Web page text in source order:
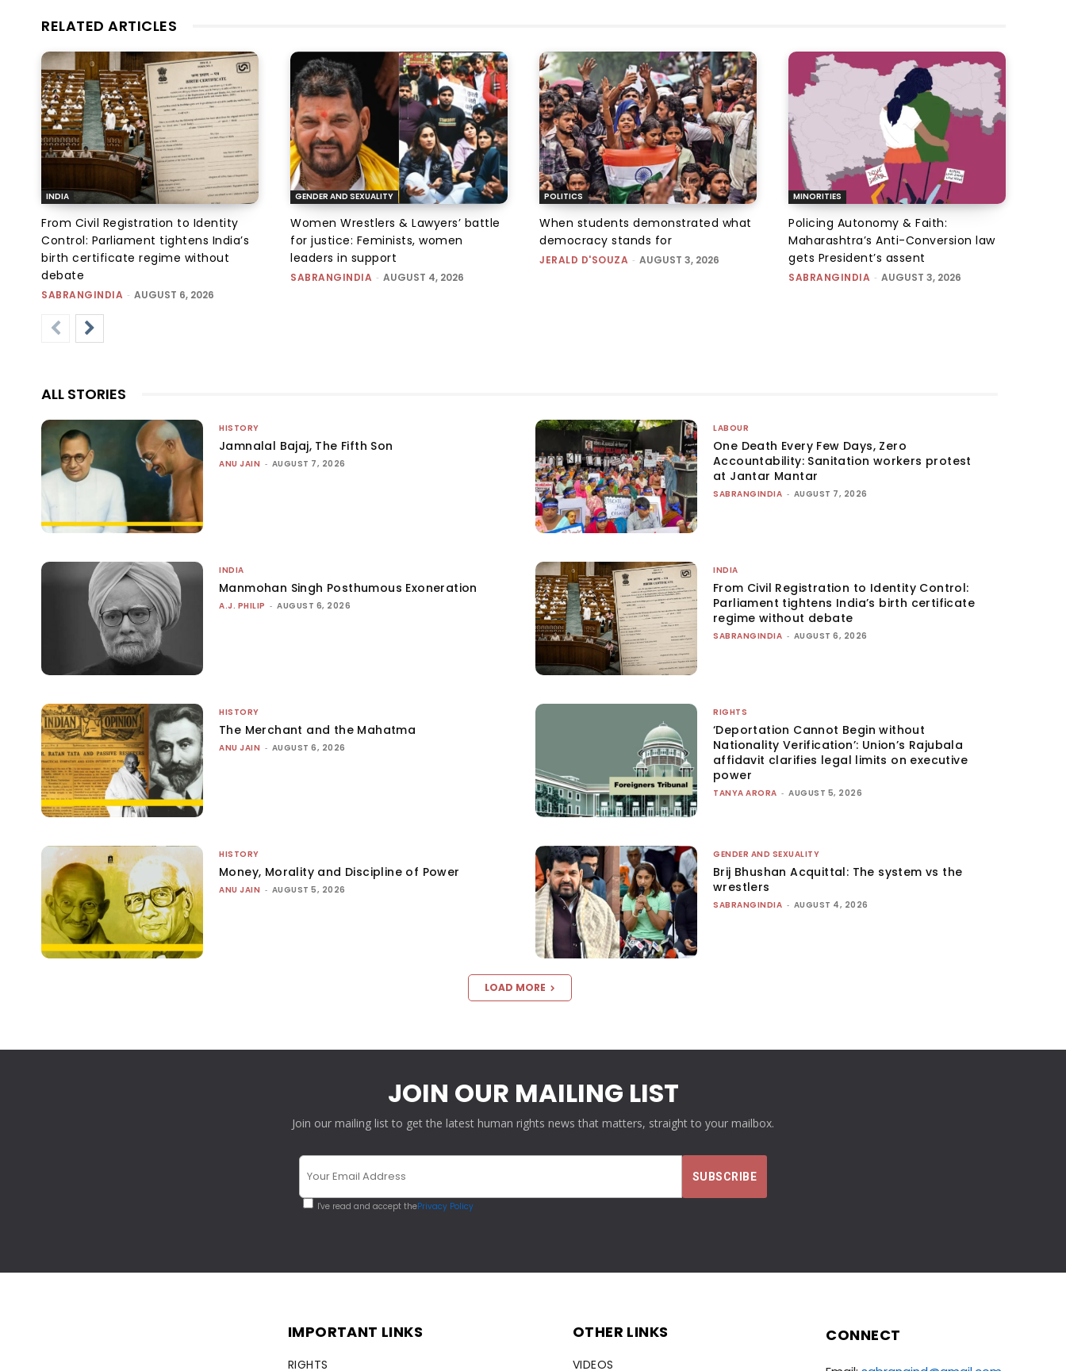
RELATED ARTICLES
INDIA
From Civil Registration to Identity
Control: Parliament tightens India’s
birth certificate regime without
debate
SABRANGINDIA - AUGUST 6, 2026
GENDER AND SEXUALITY
Women Wrestlers & Lawyers’ battle
for justice: Feminists, women
leaders in support
SABRANGINDIA - AUGUST 4, 2026
POLITICS
When students demonstrated what
democracy stands for
JERALD D'SOUZA - AUGUST 3, 2026
MINORITIES
Policing Autonomy & Faith:
Maharashtra’s Anti-Conversion law
gets President’s assent
SABRANGINDIA - AUGUST 3, 2026
ALL STORIES
HISTORY
Jamnalal Bajaj, The Fifth Son
ANU JAIN - AUGUST 7, 2026
LABOUR
One Death Every Few Days, Zero
Accountability: Sanitation workers protest
at Jantar Mantar
SABRANGINDIA - AUGUST 7, 2026
INDIA
Manmohan Singh Posthumous Exoneration
A.J. PHILIP - AUGUST 6, 2026
INDIA
From Civil Registration to Identity Control:
Parliament tightens India’s birth certificate
regime without debate
SABRANGINDIA - AUGUST 6, 2026
HISTORY
The Merchant and the Mahatma
ANU JAIN - AUGUST 6, 2026
RIGHTS
‘Deportation Cannot Begin without
Nationality Verification’: Union’s Rajubala
affidavit clarifies legal limits on executive
power
TANYA ARORA - AUGUST 5, 2026
HISTORY
Money, Morality and Discipline of Power
ANU JAIN - AUGUST 5, 2026
GENDER AND SEXUALITY
Brij Bhushan Acquittal: The system vs the
wrestlers
SABRANGINDIA - AUGUST 4, 2026
LOAD MORE
JOIN OUR MAILING LIST
Join our mailing list to get the latest human rights news that matters, straight to your mailbox.
I've read and accept thePrivacy Policy
IMPORTANT LINKS
RIGHTS
OTHER LINKS
VIDEOS
CONNECT